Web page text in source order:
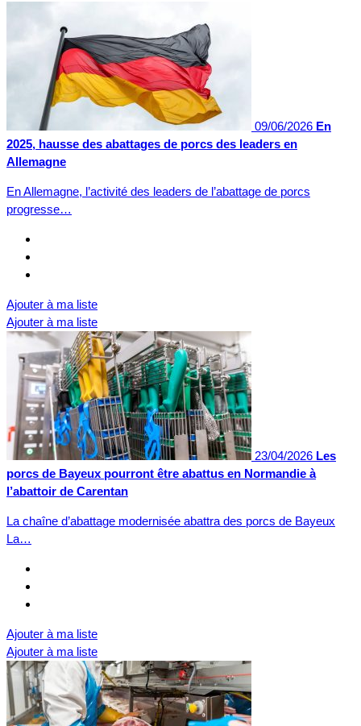
09/06/2026 En
2025, hausse des abattages de porcs des leaders en
Allemagne
En Allemagne, l’activité des leaders de l’abattage de porcs
progresse…
Ajouter à ma liste
Ajouter à ma liste
23/04/2026 Les
porcs de Bayeux pourront être abattus en Normandie à
l’abattoir de Carentan
La chaîne d’abattage modernisée abattra des porcs de Bayeux
La…
Ajouter à ma liste
Ajouter à ma liste